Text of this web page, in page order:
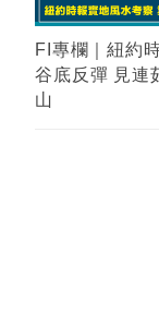
FI專欄｜紐約
谷底反彈 見連
山